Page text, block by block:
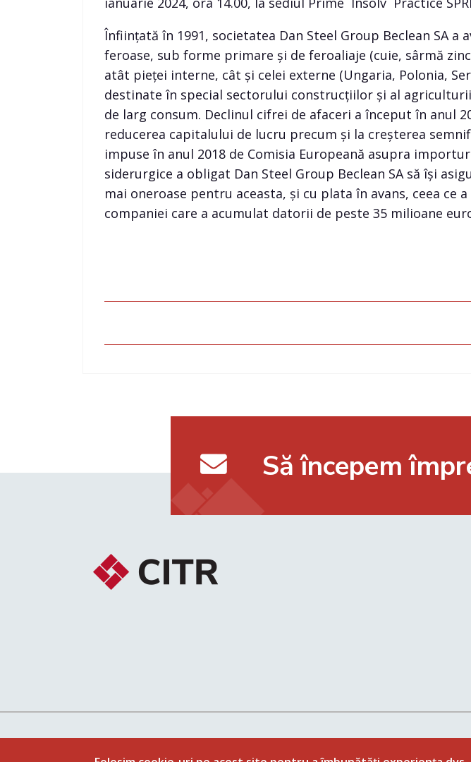
Înființată în 1991, societatea Dan Steel Group Beclean SA
feroase, sub forme primare și de feroaliaje (cuie, sârmă
atât pieței interne, cât și celei externe (Ungaria, Polonia,
destinate în special sectorului construcțiilor și al
de larg consum. Declinul cifrei de afaceri a început în anul
reducerea capitalului de lucru precum și la creșterea
impuse în anul 2018 de Comisia Europeană asupra
siderurgice a obligat Dan Steel Group Beclean SA să își
mai oneroase pentru aceasta, și cu plata în avans, ceea
companiei care a acumulat datorii de peste 35 milioane
Să începem